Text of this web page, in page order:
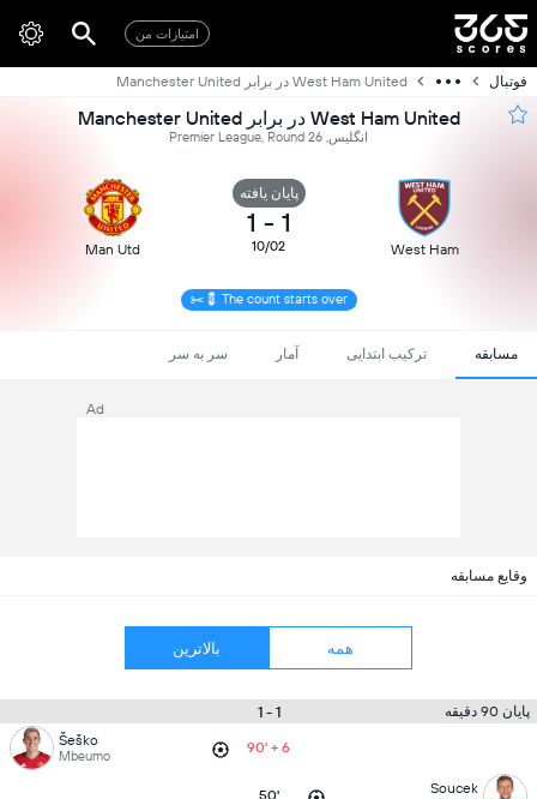
امتیازات من
فوتبال West Ham United در برابر Manchester United
West Ham United در برابر Manchester United
انگلیس, Premier League, Round 26
West Ham
پایان یافته
1
-
1
10/02
Man Utd
The count starts over 💈✂️
مسابقه ترکیب ابتدایی آمار سر به سر
Ad
وقایع مسابقه
همه بالاترین
پایان 90 دقیقه 1 - 1
90' + 6
Šeško
Mbeumo
Soucek
50'